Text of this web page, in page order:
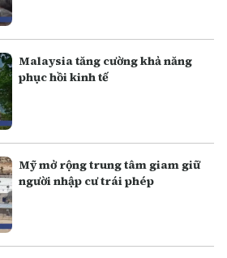
Malaysia tăng cường khả năng
phục hồi kinh tế
Mỹ mở rộng trung tâm giam giữ
người nhập cư trái phép